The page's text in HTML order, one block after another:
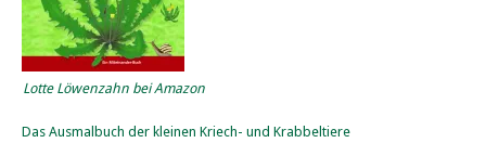
Lotte Löwenzahn bei Amazon
Das Ausmalbuch der kleinen Kriech- und Krabbeltiere